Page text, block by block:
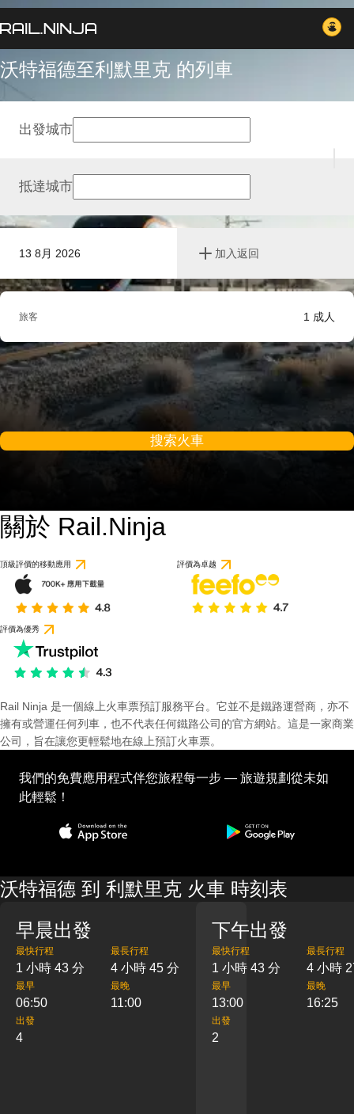
沃特福德至利默里克 的列車
13 8月 2026 加入返回
出發城市
抵達城市
旅客 1 成人
搜索火車
關於 Rail.Ninja
頂級評價的移動應用 評價為卓越
評價為優秀
Rail Ninja 是一個線上火車票預訂服務平台。它並不是鐵路運營商，亦不
擁有或營運任何列車，也不代表任何鐵路公司的官方網站。這是一家商業
公司，旨在讓您更輕鬆地在線上預訂火車票。
我們的免費應用程式伴您旅程每一步 — 旅遊規劃從未如
此輕鬆！
沃特福德 到 利默里克 火車 時刻表
早晨出發
最快行程
1 小時 43 分
最長行程
4 小時 45 分
最早
06:50
最晚
11:00
出發
4
下午出發
最快行程
1 小時 43 分
最長行程
4 小時
最早
13:00
最晚
16:25
出發
2